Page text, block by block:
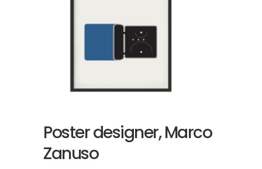
Poster designer, Marco
Zanuso